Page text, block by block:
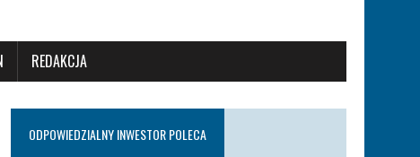
REDAKCJA
ODPOWIEDZIALNY INWESTOR POLECA